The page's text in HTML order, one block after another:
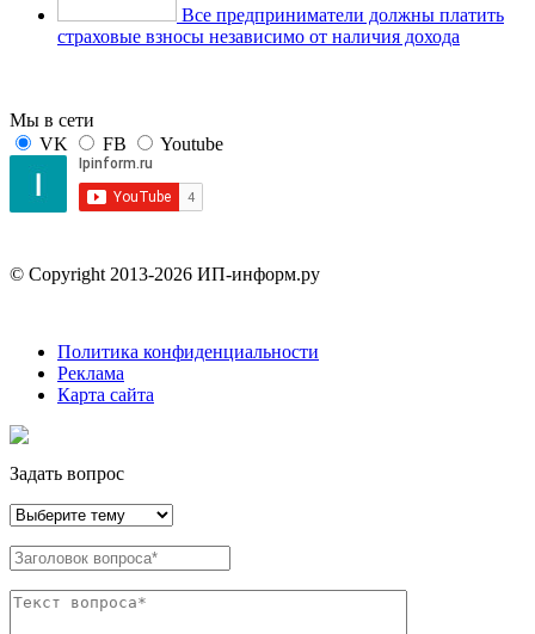
Все предприниматели должны платить
страховые взносы независимо от наличия дохода
Мы в сети
VK
FB Youtube
© Copyright 2013-2026 ИП-информ.ру
Политика конфиденциальности
Реклама
Карта сайта
Задать вопрос